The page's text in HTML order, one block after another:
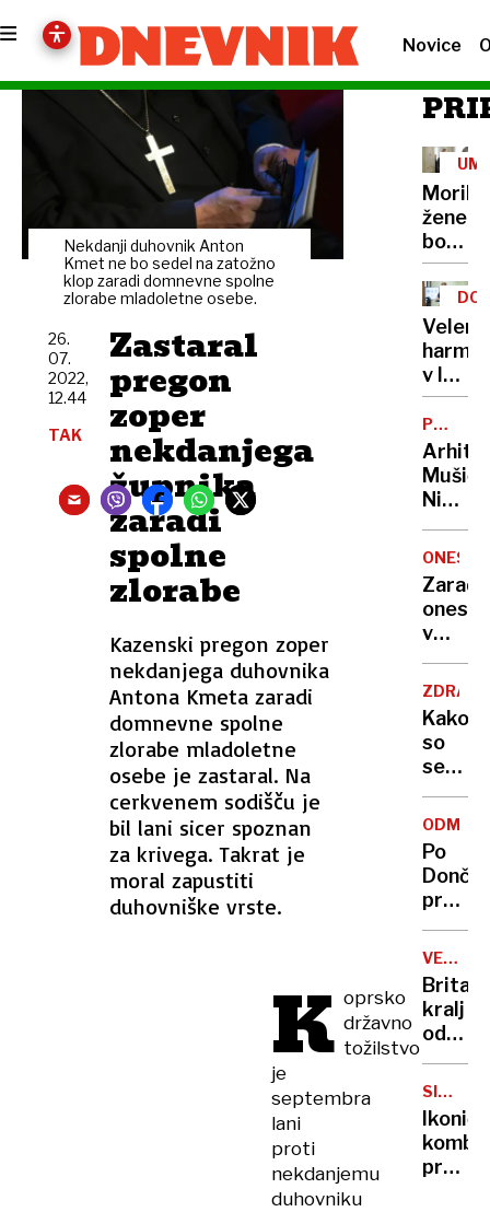
Novice
Nekdanji duhovnik Anton
Kmet ne bo sedel na zatožno
klop zaradi domnevne spolne
zlorabe mladoletne osebe.
Zastaral
pregon
zoper
nekdanjega
župnika
zaradi
spolne
zlorabe
Kazenski pregon zoper
nekdanjega duhovnika
Antona Kmeta zaradi
domnevne spolne
zlorabe mladoletne
osebe je zastaral. Na
cerkvenem sodišču je
bil lani sicer spoznan
za krivega. Takrat je
moral zapustiti
duhovniške vrste.
26.
07.
2022,
12.44
TAK
K oprsko
državno
tožilstvo
je
septembra
lani
proti
nekdanjemu
duhovniku
žene
bo
sedel
21
let
v lov
na
nov
rekord
CENTER
Mušič:
Nikoli
nisem
da je
to v
moji
sploh
Zaradi
v
delu
voda
Kako
so
se
cilji
vlade
Po
Karma
je
psica,
Nico
pa
njen
sin
VELIKA
kralj
zaradi
raka
SIMBOL
kombi